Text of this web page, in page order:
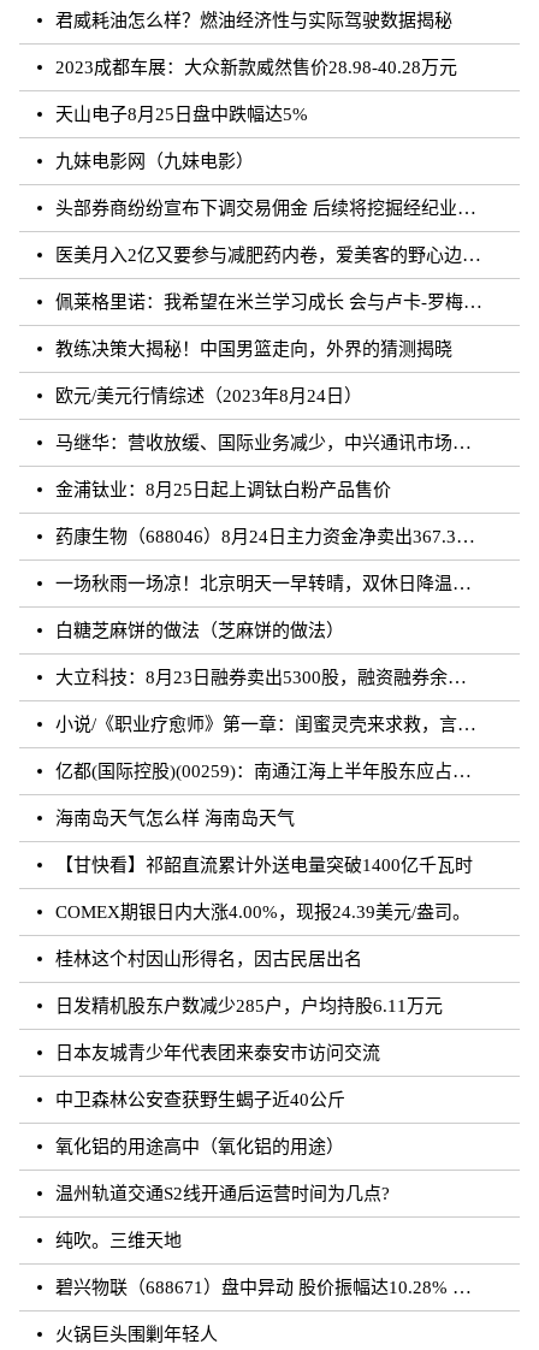
君威耗油怎么样？燃油经济性与实际驾驶数据揭秘
2023成都车展：大众新款威然售价28.98-40.28万元
天山电子8月25日盘中跌幅达5%
九妹电影网（九妹电影）
头部券商纷纷宣布下调交易佣金 后续将挖掘经纪业务佣金降费潜力
医美月入2亿又要参与减肥药内卷，爱美客的野心边界在哪？
佩莱格里诺：我希望在米兰学习成长 会与卢卡-罗梅罗团结互助
教练决策大揭秘！中国男篮走向，外界的猜测揭晓
欧元/美元行情综述（2023年8月24日）
马继华：营收放缓、国际业务减少，中兴通讯市场重心向国内靠拢？
金浦钛业：8月25日起上调钛白粉产品售价
药康生物（688046）8月24日主力资金净卖出367.31万元
一场秋雨一场凉！北京明天一早转晴，双休日降温雨再来
白糖芝麻饼的做法（芝麻饼的做法）
大立科技：8月23日融券卖出5300股，融资融券余额7.64亿元
小说/《职业疗愈师》第一章：闺蜜灵壳来求救，言闻雨对付暗灵
亿都(国际控股)(00259)：南通江海上半年股东应占溢利约3.62亿元 同比增加21.01%
海南岛天气怎么样 海南岛天气
【甘快看】祁韶直流累计外送电量突破1400亿千瓦时
COMEX期银日内大涨4.00%，现报24.39美元/盎司。
桂林这个村因山形得名，因古民居出名
日发精机股东户数减少285户，户均持股6.11万元
日本友城青少年代表团来泰安市访问交流
中卫森林公安查获野生蝎子近40公斤
氧化铝的用途高中（氧化铝的用途）
温州轨道交通S2线开通后运营时间为几点?
纯吹。三维天地
碧兴物联（688671）盘中异动 股价振幅达10.28% 跌7.03% 报55.2元（08-23）
火锅巨头围剿年轻人